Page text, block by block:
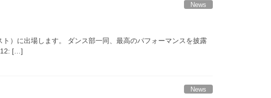
News
）に出場します。 ダンス部一同、最高のパフォーマンスを披露
12: […]
News